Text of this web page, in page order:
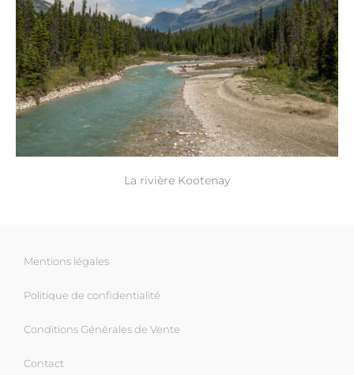
La rivière Kootenay
Mentions légales
Politique de confidentialité
Conditions Générales de Vente
Contact